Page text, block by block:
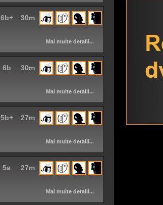
30m
6b+
Mai multe detalii...
30m
6b
Mai multe detalii...
27m
5b+
Mai multe detalii...
27m
5a
Mai multe detalii...